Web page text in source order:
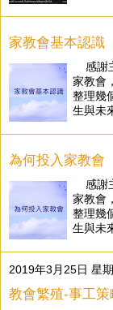
家教會基本認識
感謝
家教會
整理幾
生與未
為何投入家教會
感謝
家教會
整理幾
生與未
2019年3月25日 星
教會繁殖-事工策